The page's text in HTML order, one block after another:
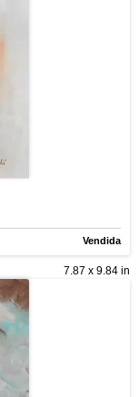
Vendida
7.87 x 9.84 in